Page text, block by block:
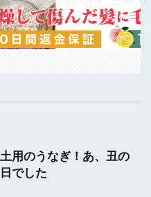
土用のうなぎ！あ、丑の
日でした